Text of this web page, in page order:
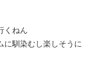
くねん
に馴染むし楽しそうに